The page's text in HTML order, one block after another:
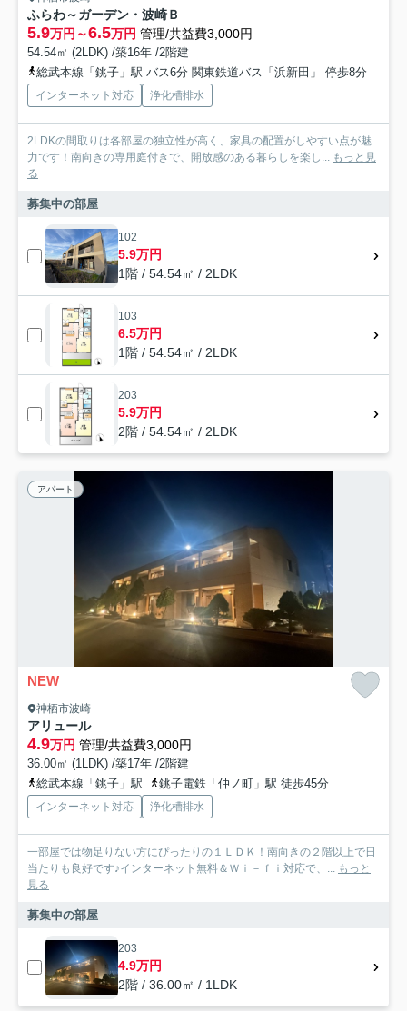
ふらわ～ガーデン・波崎Ｂ
5.9万円～6.5万円 管理/共益費3,000円
54.54㎡ (2LDK) /築16年 /2階建
総武本線「銚子」駅 バス6分 関東鉄道バス「浜新田」 停歩8分
インターネット対応 浄化槽排水
2LDKの間取りは各部屋の独立性が高く、家具の配置がしやすい点が魅
力です！南向きの専用庭付きで、開放感のある暮らしを楽し... もっと見
る
募集中の部屋
102
5.9万円
1階 / 54.54㎡ / 2LDK
103
6.5万円
1階 / 54.54㎡ / 2LDK
203
5.9万円
2階 / 54.54㎡ / 2LDK
アパート
NEW
神栖市波崎
アリュール
4.9万円 管理/共益費3,000円
36.00㎡ (1LDK) /築17年 /2階建
総武本線「銚子」駅
銚子電鉄「仲ノ町」駅 徒歩45分
インターネット対応 浄化槽排水
一部屋では物足りない方にぴったりの１ＬＤＫ！南向きの２階以上で日
当たりも良好です♪インターネット無料＆Ｗｉ－ｆｉ対応で、... もっと
見る
募集中の部屋
203
4.9万円
2階 / 36.00㎡ / 1LDK